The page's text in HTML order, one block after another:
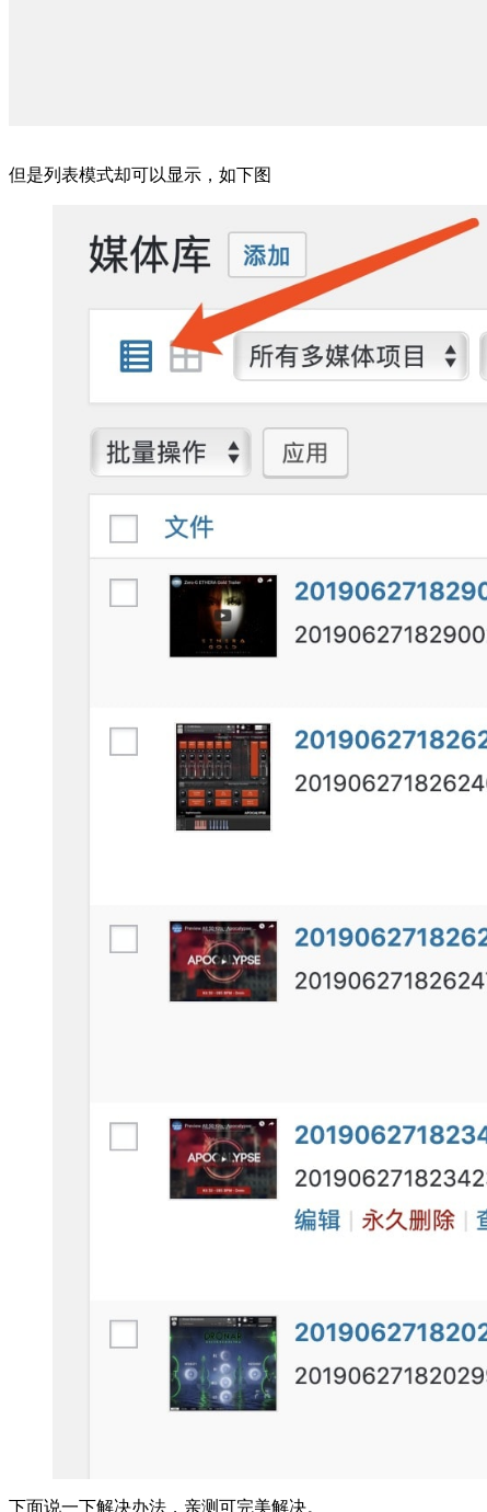
但是列表模式却可以显示，如下图
下面说一下解决办法，亲测可完美解决。